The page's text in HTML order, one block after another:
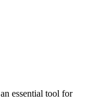
essential tool for